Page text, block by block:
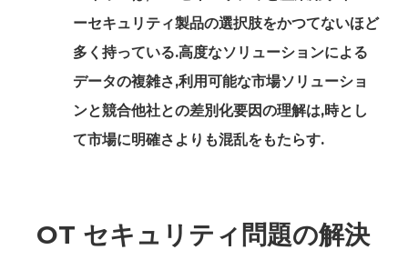
ーセキュリティ製品の選択肢をかつてないほど
多く持っている.高度なソリューションによる
データの複雑さ,利用可能な市場ソリューショ
ンと競合他社との差別化要因の理解は,時とし
て市場に明確さよりも混乱をもたらす.
OT セキュリティ問題の解決